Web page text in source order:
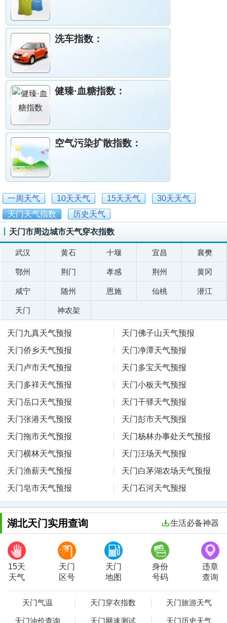
洗车指数：
健臻·血糖指数：
空气污染扩散指数：
一周天气 10天天气 15天天气
30天天气
天门天气指数
历史天气
天门市周边城市天气穿衣指数
武汉 黄石 十堰 宜昌 襄樊
鄂州 荆门 孝感 荆州 黄冈
咸宁 随州 恩施 仙桃 潜江
天门 神农架
天门九真天气预报
天门佛子山天气预报
天门侨乡天气预报
天门净潭天气预报
天门卢市天气预报
天门多宝天气预报
天门多祥天气预报
天门小板天气预报
天门岳口天气预报
天门干驿天气预报
天门张港天气预报
天门彭市天气预报
天门拖市天气预报
天门杨林办事处天气预报
天门横林天气预报
天门汪场天气预报
天门渔薪天气预报
天门白茅湖农场天气预报
天门皂市天气预报
天门石河天气预报
湖北天门实用查询 生活必备神器
15天
天气
天门
区号
天门
地图
身份
号码
违章
查询
天门气温 天门穿衣指数 天门旅游天气
天门油价查询 天门网速测试 天门历史天气